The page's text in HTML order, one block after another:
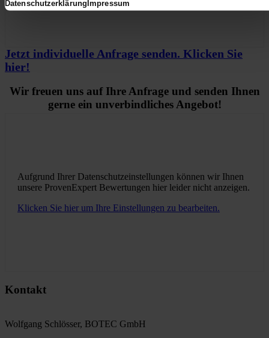
DatenschutzerklärungImpressum
Jetzt individuelle Anfrage senden. Klicken Sie
hier!
Wir freuen uns auf Ihre Anfrage und senden Ihnen
gerne ein unverbindliches Angebot!
Aufgrund Ihrer Datenschutzeinstellungen können wir Ihnen
unsere ProvenExpert Bewertungen hier leider nicht anzeigen.
Klicken Sie hier um Ihre Einstellungen zu bearbeiten.
Kontakt
Wolfgang Schlösser, BOTEC GmbH